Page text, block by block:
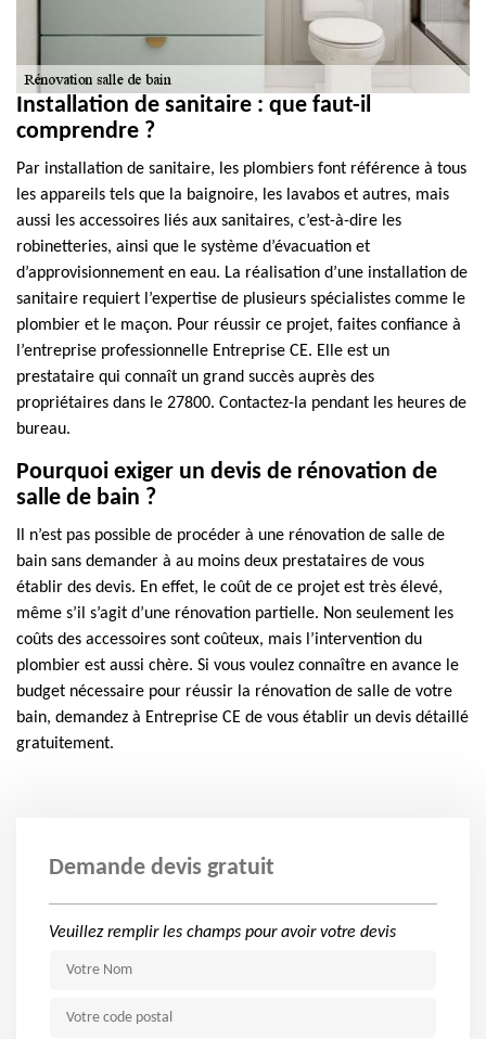
Installation de sanitaire : que faut-il
comprendre ?
Par installation de sanitaire, les plombiers font référence à tous
les appareils tels que la baignoire, les lavabos et autres, mais
aussi les accessoires liés aux sanitaires, c’est-à-dire les
robinetteries, ainsi que le système d’évacuation et
d’approvisionnement en eau. La réalisation d’une installation de
sanitaire requiert l’expertise de plusieurs spécialistes comme le
plombier et le maçon. Pour réussir ce projet, faites confiance à
l’entreprise professionnelle Entreprise CE. Elle est un
prestataire qui connaît un grand succès auprès des
propriétaires dans le 27800. Contactez-la pendant les heures de
bureau.
Pourquoi exiger un devis de rénovation de
salle de bain ?
Il n’est pas possible de procéder à une rénovation de salle de
bain sans demander à au moins deux prestataires de vous
établir des devis. En effet, le coût de ce projet est très élevé,
même s’il s’agit d’une rénovation partielle. Non seulement les
coûts des accessoires sont coûteux, mais l’intervention du
plombier est aussi chère. Si vous voulez connaître en avance le
budget nécessaire pour réussir la rénovation de salle de votre
bain, demandez à Entreprise CE de vous établir un devis détaillé
gratuitement.
Demande devis gratuit
Veuillez remplir les champs pour avoir votre devis